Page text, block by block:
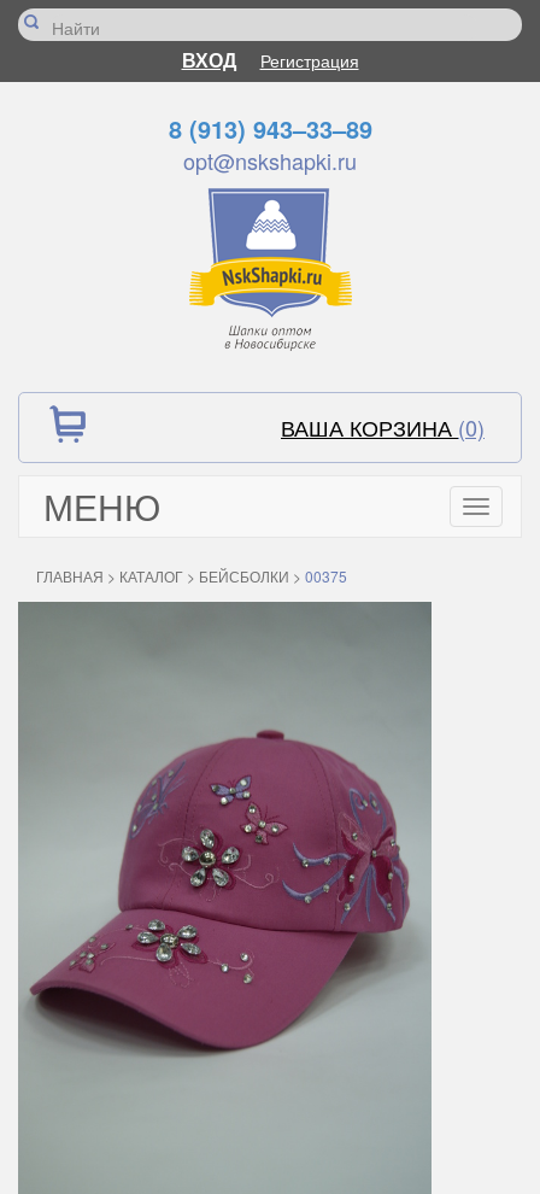
ВХОД Регистрация
8 (913) 943–33–89
opt@nskshapki.ru
ВАША КОРЗИНА (0)
МЕНЮ
Toggle
ГЛАВНАЯ > КАТАЛОГ > БЕЙСБОЛКИ > 00375